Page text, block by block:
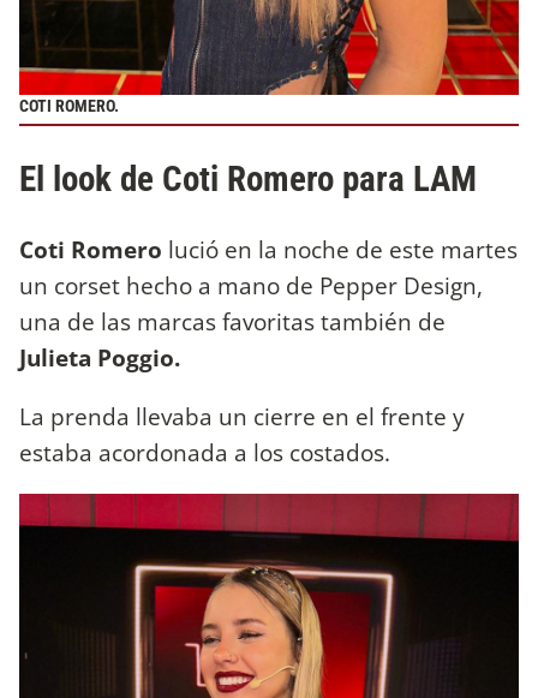
COTI ROMERO.
El look de Coti Romero para LAM
Coti Romero lució en la noche de este martes
un corset hecho a mano de Pepper Design,
una de las marcas favoritas también de
Julieta Poggio.
La prenda llevaba un cierre en el frente y
estaba acordonada a los costados.